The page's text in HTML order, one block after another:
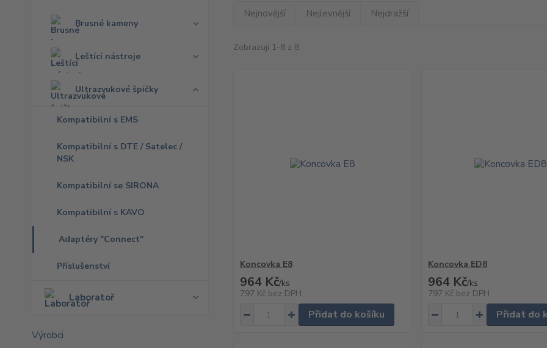
Brusné kameny
Leštící nástroje
Ultrazvukové špičky
Kompatibilní s EMS
Kompatibilní s DTE / Satelec /
NSK
Kompatibilní se SIRONA
Kompatibilní s KAVO
Adaptéry "Connect"
Příslušenství
Laboratoř
Výrobci
Nejnovější Nejlevnější Nejdražší
Zobrazuji 1-8 z 8
Koncovka E8
964 Kč/ks
797 Kč bez DPH
Přidat do košíku
Koncovka ED8
964 Kč/ks
797 Kč bez DPH
Přidat do